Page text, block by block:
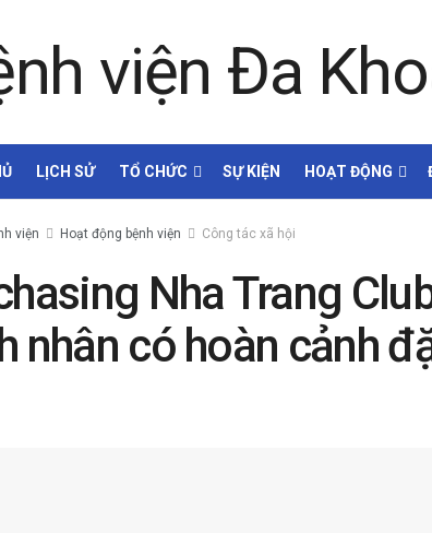
LỊCH SỬ TỔ CHỨC SỰ KIỆN HOẠT ĐỘNG
viện Hoạt động bệnh viện Công tác xã hội
Nha Trang
nhân có hoàn cảnh